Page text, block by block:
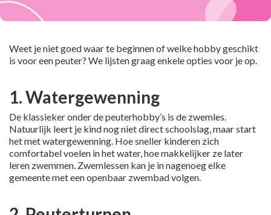
Weet je niet goed waar te beginnen of welke hobby geschikt
is voor een peuter? We lijsten graag enkele opties voor je op.
1. Watergewenning
De klassieker onder de peuterhobby’s is de zwemles.
Natuurlijk leert je kind nog niet direct schoolslag, maar start
het met watergewenning. Hoe sneller kinderen zich
comfortabel voelen in het water, hoe makkelijker ze later
leren zwemmen. Zwemlessen kan je in nagenoeg elke
gemeente met een openbaar zwembad volgen.